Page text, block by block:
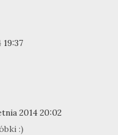
2014 20:02
:)